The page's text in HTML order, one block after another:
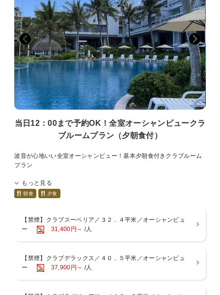
・パターゴルフ
・テニス（デイタイム）
■お食事
＜朝食＞
２つのレストランからお選びいただけます。
・オールデイダイニング「コラーロ」 和洋中ブッフェ
・和琉料理「ゆらぎ月」 和定食
【営業時間】07：00〜09：30（ラストオーダー09：00）
※ゆらぎ月 定休日 水曜日および日曜日
※状況により予告なく会場や時間・メニュー等が変更になる場合があ
ります。
■おもてなし
・屋外ラグーンプール （4月〜10月末迄営業予定)
・未就学児のお子様は添い寝にて無料
・未就学児のお子様は朝食ブッフェ無料（大人の方の同伴にて）
当日12：00まで予約OK！全室オーシャンビュークラ
ブルームプラン（夕朝食付）
波音が心地いい全室オーシャンビュー！基本夕朝食付きクラブルーム
プラン
オープンキッチンスタイルのレストランで
夕食はホテル自慢のシェフ達がお届けする味の競演を心ゆくまでお楽
和洋バイキングをご用意しております。
※状況により予告なく会場や時間・メニュー等が変更になる場合があ
■お食事
＜夕食＞
もっと見る
朝食 夕食
【禁煙】クラブスーペリア／３２．４平米／オーシャンビュ
ー
31,400円～ /人
【禁煙】クラブデラックス／４０．５平米／オーシャンビュ
ー
37,900円～ /人